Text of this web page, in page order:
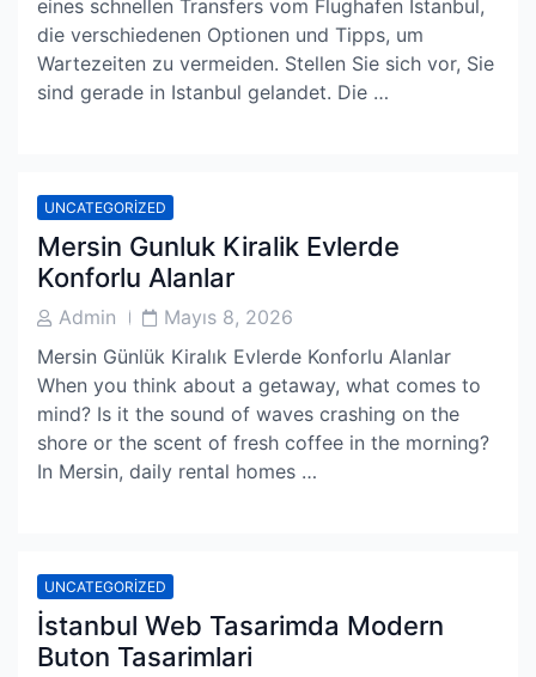
eines schnellen Transfers vom Flughafen Istanbul,
die verschiedenen Optionen und Tipps, um
Wartezeiten zu vermeiden. Stellen Sie sich vor, Sie
sind gerade in Istanbul gelandet. Die …
UNCATEGORIZED
Mersin Gunluk Kiralik Evlerde
Konforlu Alanlar
PostAdmin
PostMayıs 8, 2026
Mersin Günlük Kiralık Evlerde Konforlu Alanlar
When you think about a getaway, what comes to
mind? Is it the sound of waves crashing on the
shore or the scent of fresh coffee in the morning?
In Mersin, daily rental homes …
UNCATEGORIZED
İstanbul Web Tasarimda Modern
Buton Tasarimlari